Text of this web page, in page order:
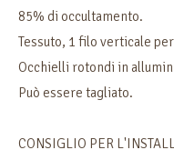
85% di occultamento.
Tessuto, 1 filo verticale
Occhielli rotondi in
Può essere tagliato.
CONSIGLIO PER